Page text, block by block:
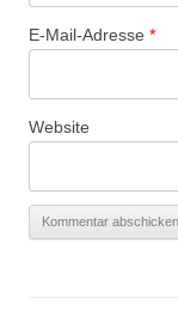
E-Mail-Adresse *
Website